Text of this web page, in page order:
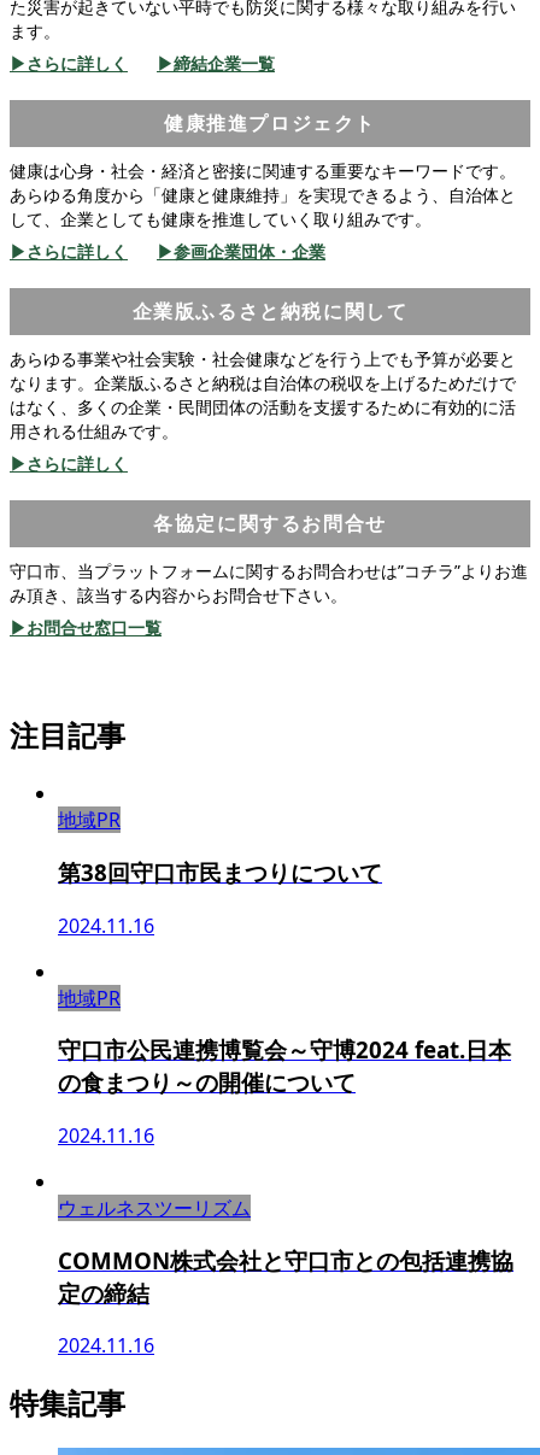
た災害が起きていない平時でも防災に関する様々な取り組みを行い
ます。
▶さらに詳しく
▶締結企業一覧
健康推進プロジェクト
健康は心身・社会・経済と密接に関連する重要なキーワードです。
あらゆる角度から「健康と健康維持」を実現できるよう、自治体と
して、企業としても健康を推進していく取り組みです。
▶さらに詳しく
▶参画企業団体・企業
企業版ふるさと納税に関して
あらゆる事業や社会実験・社会健康などを行う上でも予算が必要と
なります。企業版ふるさと納税は自治体の税収を上げるためだけで
はなく、多くの企業・民間団体の活動を支援するために有効的に活
用される仕組みです。
▶さらに詳しく
各協定に関するお問合せ
守口市、当プラットフォームに関するお問合わせは”コチラ”よりお進
み頂き、該当する内容からお問合せ下さい。
▶お問合せ窓口一覧
注目記事
地域PR
第38回守口市民まつりについて
2024.11.16
地域PR
守口市公民連携博覧会～守博2024 feat.日本
の食まつり～の開催について
2024.11.16
ウェルネスツーリズム
COMMON株式会社と守口市との包括連携協
定の締結
2024.11.16
特集記事